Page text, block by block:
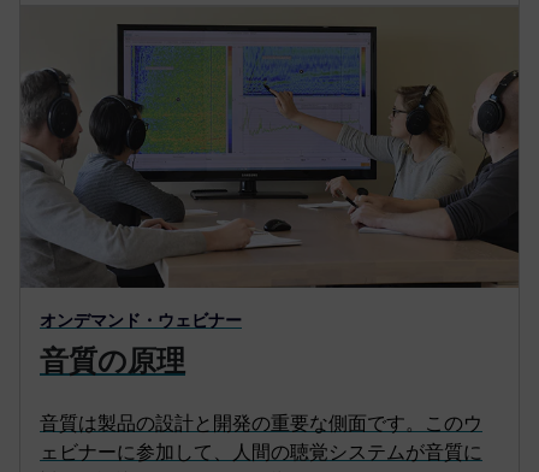
オンデマンド・ウェビナー
音質の原理
音質は製品の設計と開発の重要な側面です。このウ
ェビナーに参加して、人間の聴覚システムが音質に